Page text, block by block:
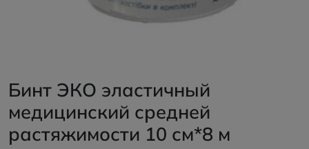
Бинт ЭКО эластичный
медицинский средней
растяжимости 10 см*8 м